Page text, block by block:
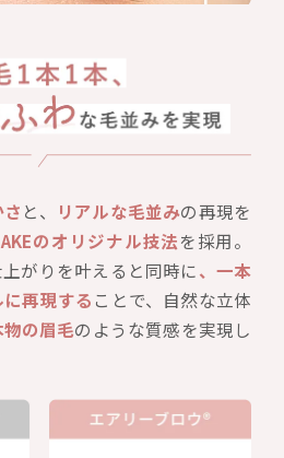
と、 リアルな毛並みの再現を
のオリジナル技法を採用。
がりを叶えると同時に、一本
再現する ことで、自然な立体
の眉毛のような質感を実現し